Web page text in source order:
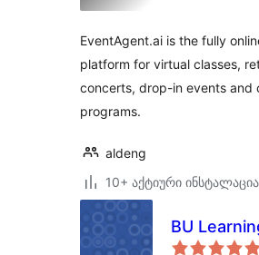
EventAgent.ai is the fully
platform for virtual classes,
concerts, drop-in events and
programs.
aldeng
10+ აქტიური ინსტალაცია
BU